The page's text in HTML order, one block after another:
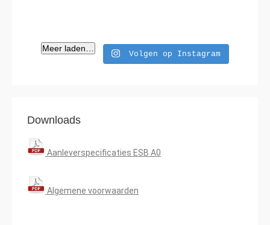
Meer laden…
Volgen op Instagram
Downloads
Aanleverspecificaties ESB A0
Algemene voorwaarden